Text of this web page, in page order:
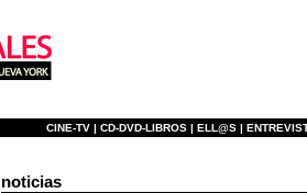
CINE-TV | CD-DVD-LIBROS | ELL@S |
noticias